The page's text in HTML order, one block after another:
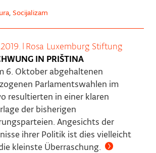
, Socijalizam
| Rosa Luxemburg Stiftung
IN PRIŠTINA
6. Oktober abgehaltenen
Parlamentswahlen im
resultierten in einer klaren
der bisherigen
Angesichts der
ihrer Politik ist dies vielleicht
kleinste Überraschung.